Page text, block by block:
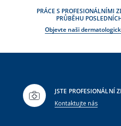
PRÁCE S PROFESIONÁLNÍMI
PRŮBĚHU
Objevte naši
JSTE PROFESIONÁLNÍ
Kontaktujte nás